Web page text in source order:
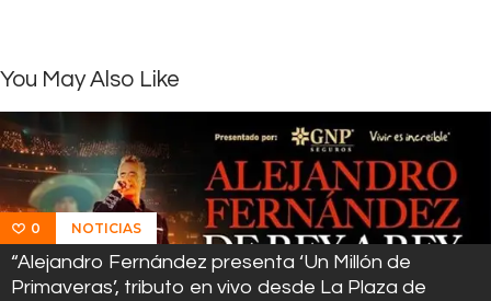
You May Also Like
0 NOTICIAS
“Alejandro Fernández presenta ‘Un Millón de
Primaveras’, tributo en vivo desde La Plaza de